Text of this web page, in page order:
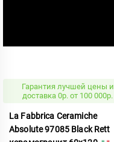
Гарантия лучшей цены и
доставка 0р. от 100 000р.
La Fabbrica Ceramiche
Absolute 97085 Black Rett